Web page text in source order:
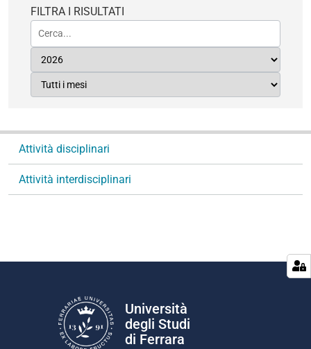
FILTRA I RISULTATI
i
Attività disciplinari
Attività interdisciplinari
Università
degli Studi
di Ferrara